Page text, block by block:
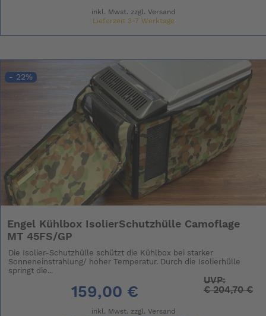
inkl. Mwst. zzgl. Versand
Lieferzeit 3-7 Werktage
- 22%
Engel Kühlbox IsolierSchutzhülle Camoflage
MT 45FS/GP
Die Isolier-Schutzhülle schützt die Kühlbox bei starker
Sonneneinstrahlung/ hoher Temperatur. Durch die Isolierhülle
springt die...
159,00 €
UVP:
€204,70 €
inkl. Mwst. zzgl. Versand